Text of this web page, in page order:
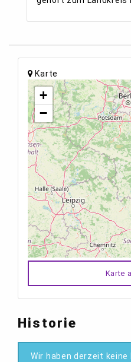
Karte
+
−
Karte
Historie
Wir haben derzeit